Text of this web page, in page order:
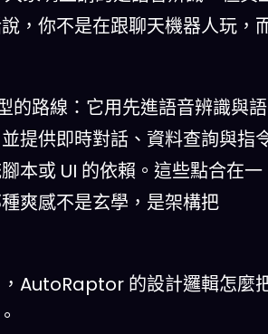
，你不是在跟聊天機器人玩，
路線：它用先進語音辨識與語
提供即時對話、資料查詢與指
本或 UI 的依賴。這些點合在一
爽感不是玄學，是架構把
AutoRaptor 的設計邏輯怎麼